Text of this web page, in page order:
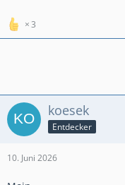
3
koesek
Entdecker
10. Juni 2026